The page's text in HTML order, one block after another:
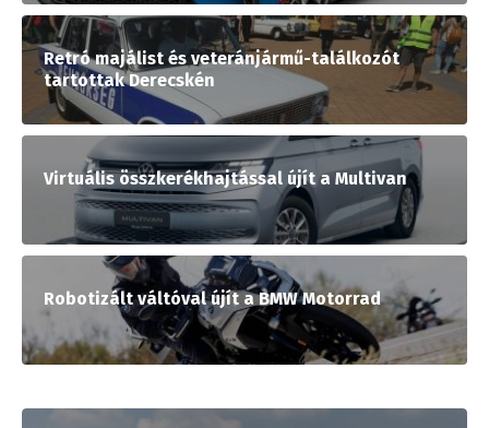
Retró majálist és veteránjármű-találkozót
tartottak Derecskén
Virtuális összkerékhajtással újít a Multivan
Robotizált váltóval újít a BMW Motorrad